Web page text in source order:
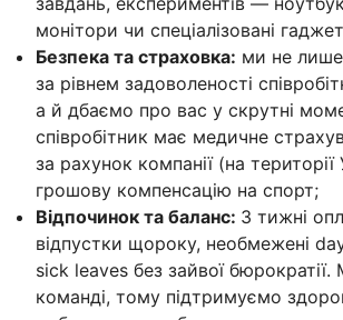
монітори чи спеціалізовані
Безпека та страховка: ми не
за рівнем задоволеності
а й дбаємо про вас у скрутні
співробітник має медичне
за рахунок компанії (на території
грошову компенсацію на спорт;
Відпочинок та баланс: 3 тижні
відпустки щороку, необмежені
sick leaves без зайвої
команді, тому підтримуємо